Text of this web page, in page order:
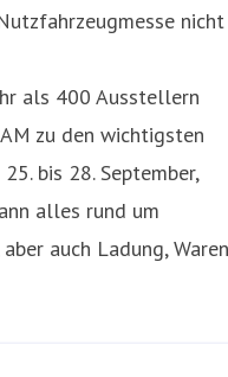
nicht
als 400 Ausstellern
zu den wichtigsten
bis 28. September,
alles rund um
auch Ladung,